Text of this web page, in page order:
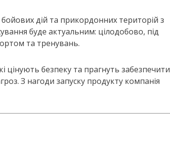
бойових дій та прикордонних територій з
буде актуальним: цілодобово, під
та тренувань.
цінують безпеку та прагнуть забезпечити
З нагоди запуску продукту компанія